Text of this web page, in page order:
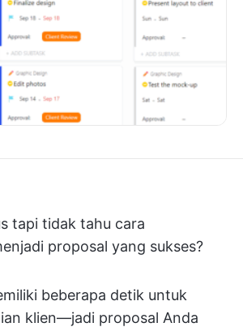
tapi tidak tahu cara
proposal yang sukses?
beberapa detik untuk
klien—jadi proposal Anda